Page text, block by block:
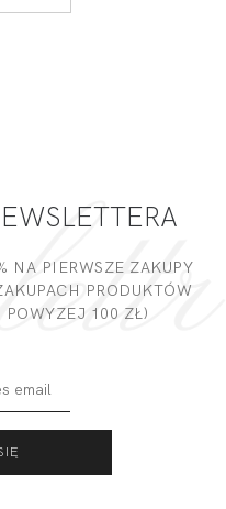
NA PIERWSZE ZAKUPY
PRODUKTÓW
POWYZEJ 100 ZŁ)